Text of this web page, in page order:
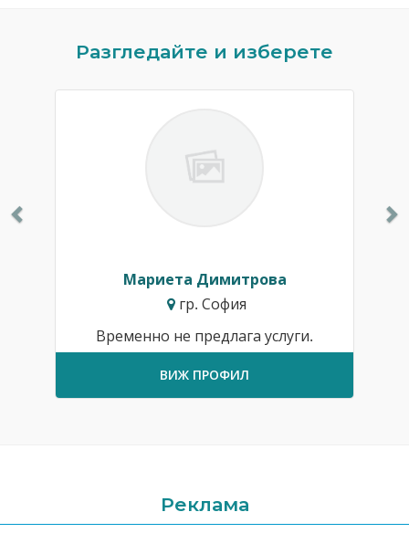
Разгледайте и изберете
Мариета Димитрова
гр. София
Временно не предлага услуги.
ВИЖ ПРОФИЛ
Реклама